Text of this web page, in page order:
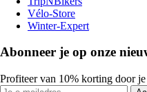
Vélo-Store
Winter-Expert
Abonneer je op onze
Profiteer van 10% korting door